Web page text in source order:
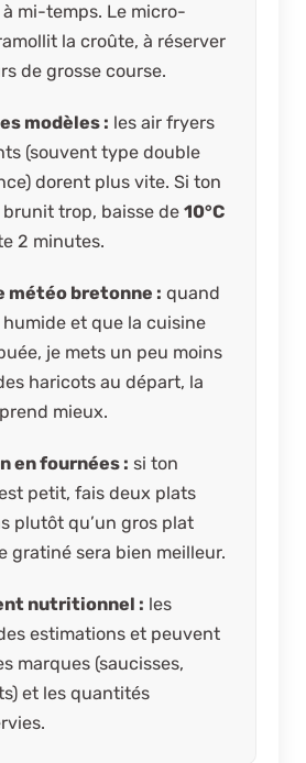
à mi-temps. Le micro-
la croûte, à réserver
de grosse course.
modèles : les air fryers
(souvent type double
dorent plus vite. Si ton
brunit trop, baisse de 10°C
2 minutes.
météo bretonne : quand
humide et que la cuisine
je mets un peu moins
haricots au départ, la
mieux.
en fournées : si ton
petit, fais deux plats
plutôt qu’un gros plat
gratiné sera bien meilleur.
nutritionnel : les
estimations et peuvent
marques (saucisses,
et les quantités